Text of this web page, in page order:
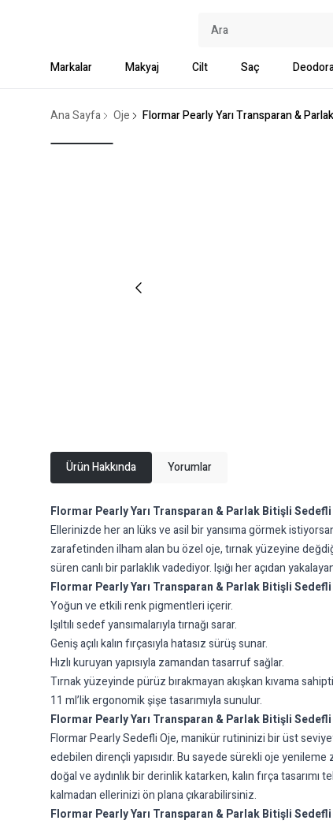
Markalar Makyaj Cilt Saç
Ana Sayfa Oje Flormar Pearly Yarı Transparan &
Ürün Hakkında Yorumlar
Flormar Pearly Yarı Transparan & Parlak Bitişli
Ellerinizde her an lüks ve asil bir yansıma görmek
zarafetinden ilham alan bu özel oje, tırnak yüzeyine
süren canlı bir parlaklık vadediyor. Işığı her açıdan
Flormar Pearly Yarı Transparan & Parlak Bitişli
Yoğun ve etkili renk pigmentleri içerir.
Işıltılı sedef yansımalarıyla tırnağı sarar.
Geniş açılı kalın fırçasıyla hatasız sürüş sunar.
Hızlı kuruyan yapısıyla zamandan tasarruf sağlar.
Tırnak yüzeyinde pürüz bırakmayan akışkan kıvama
11 ml’lik ergonomik şişe tasarımıyla sunulur.
Flormar Pearly Yarı Transparan & Parlak Bitişli Sedefli
Flormar Pearly Sedefli Oje, manikür rutininizi bir üst
edebilen dirençli yapısıdır. Bu sayede sürekli oje
doğal ve aydınlık bir derinlik katarken, kalın fırça
kalmadan ellerinizi ön plana çıkarabilirsiniz.
Flormar Pearly Yarı Transparan & Parlak Bitişli Sedefli